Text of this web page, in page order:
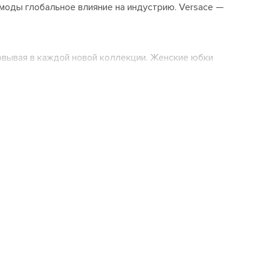
глобальное влияние на индустрию. Versace —
в каждой новой коллекции. Женские юбки
эксклюзивность и креативные приемы. За
женские юбки Versace. В коллекциях
Heritage Polka Dots, Heritage Butterflies,